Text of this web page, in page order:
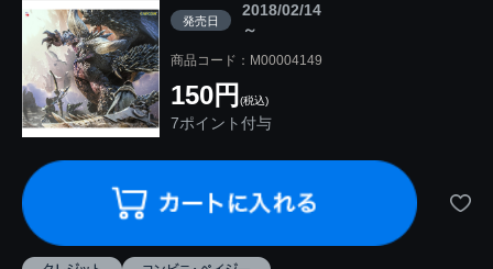
発売日
2018/02/14
～
商品コード：M00004149
150円 (税込)
7ポイント付与